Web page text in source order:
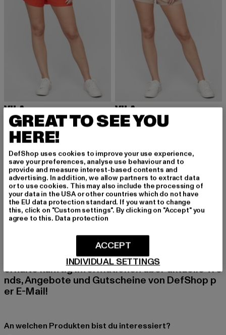
VILA
VIRUBY HW DETAIL SHORTS
16,00 EUR
Derzeitiger Preis: 16,00 EUR
39,99 EUR Aktionspreis: 39,99 EUR
VILA
11,20 EUR
Derzeitiger Preis: 11,20 EUR
27,99 EUR
MELDE DICH AN, UM
INSPIRIERT ZU BLEI
Melde dich hier für unseren Newsletter an und
erhalte künftig Informationen über aktuelle Tre
nds, Angebote und Gutscheine von DefShop p
er E-Mail!
An welchen Produkten bist du interessiert?
GREAT TO SEE YOU
HERE!
DefShop uses cookies to improve your use experience,
save your preferences, analyse use behaviour and to
provide and measure interest-based contents and
advertising. In addition, we allow partners to extract data
or to use cookies. This may also include the processing of
your data in the USA or other countries which do not have
the EU data protection standard. If you want to change
this, click on "Custom settings". By clicking on "Accept" you
agree to this. Data protection
INDIVIDUAL SETTINGS
ACCEPT